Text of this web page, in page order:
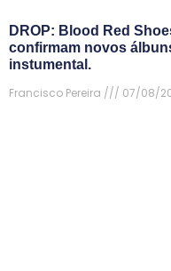
DROP: Blood Red
confirmam novos
instumental.
Francisco Pereira
07/08/